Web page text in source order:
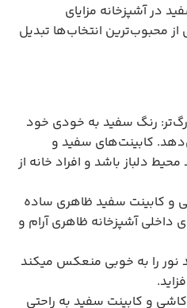
در آشپزخانه مزایای
محبوب‌ترین انتخاب‌ها تبدیل
رنگ سفید به خودی خود
کابینت‌های سفید و
دلباز باشد و افراد خانه از
و کابینت سفید ظاهری ساده
داخلی آشپزخانه ظاهری آرام و
نور را به خوبی منعکس میکند
و کابینت سفید به راحتی